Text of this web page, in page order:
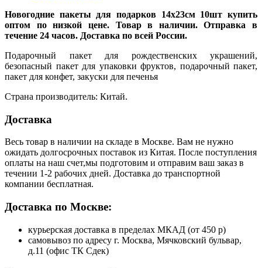
Новогодние пакеты для подарков 14х23см 10шт купить
оптом по низкой цене. Товар в наличии. Отправка в
течение 24 часов. Доставка по всей России.
Подарочный пакет для рождественских украшений,
безопасный пакет для упаковки фруктов, подарочный пакет,
пакет для конфет, закуски для печенья
Страна производитель: Китай.
Доставка
Весь товар в наличии на складе в Москве. Вам не нужно
ожидать долгосрочных поставок из Китая. После поступления
оплаты на наш счет,мы подготовим и отправим ваш заказ в
течении 1-2 рабочих дней. Доставка до транспортной
компании бесплатная.
Доставка по Москве:
курьерская доставка в пределах МКАД (от 450 р)
самовывоз по адресу г. Москва, Мячковский бульвар,
д.11 (офис ТК Сдек)